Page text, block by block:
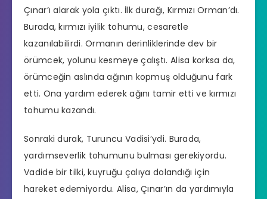
Çınar’ı alarak yola çıktı. İlk durağı, Kırmızı Orman’dı.
Burada, kırmızı iyilik tohumu, cesaretle
kazanılabilirdi. Ormanın derinliklerinde dev bir
örümcek, yolunu kesmeye çalıştı. Alisa korksa da,
örümceğin aslında ağının kopmuş olduğunu fark
etti. Ona yardım ederek ağını tamir etti ve kırmızı
tohumu kazandı.
Sonraki durak, Turuncu Vadisi’ydi. Burada,
yardımseverlik tohumunu bulması gerekiyordu.
Vadide bir tilki, kuyruğu çalıya dolandığı için
hareket edemiyordu. Alisa, Çınar’ın da yardımıyla